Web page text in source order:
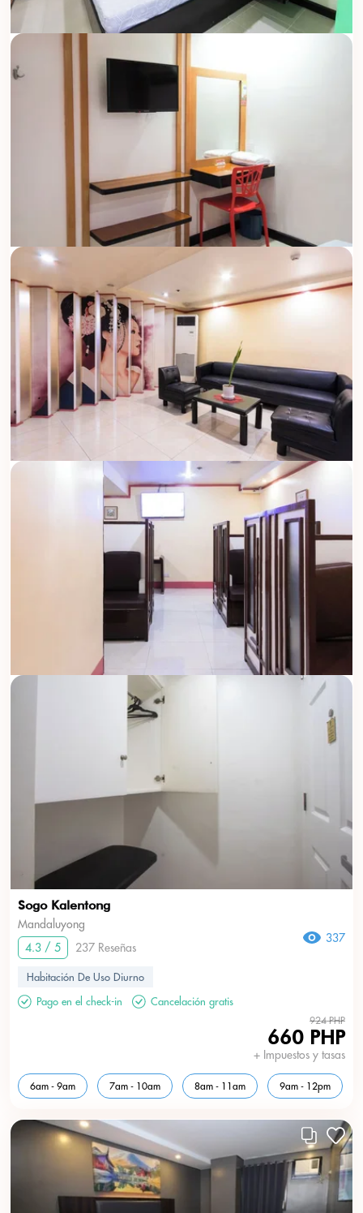
Sogo Kalentong
Mandaluyong
4.3 / 5
237 Reseñas
337
Habitación De Uso Diurno
Pago en el check-in
Cancelación gratis
924 PHP
660 PHP
+ Impuestos y tasas
6am - 9am 7am - 10am 8am - 11am 9am - 12pm